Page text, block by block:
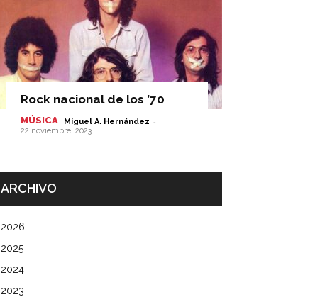
Rock nacional de los ’70
MÚSICA Miguel A. Hernández -
22 noviembre, 2023
ARCHIVO
2026
2025
2024
2023